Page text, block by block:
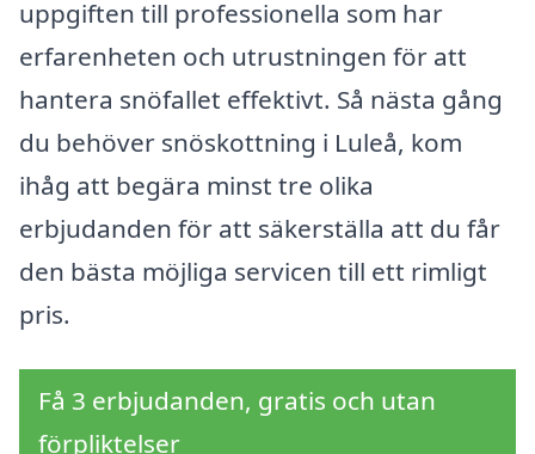
uppgiften till professionella som har
erfarenheten och utrustningen för att
hantera snöfallet effektivt. Så nästa gång
du behöver snöskottning i Luleå, kom
ihåg att begära minst tre olika
erbjudanden för att säkerställa att du får
den bästa möjliga servicen till ett rimligt
pris.
Få 3 erbjudanden, gratis och utan
förpliktelser